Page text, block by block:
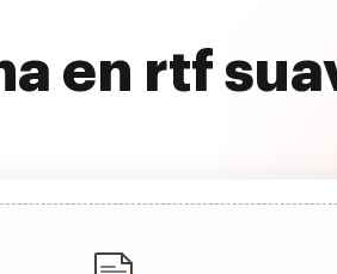
en rtf